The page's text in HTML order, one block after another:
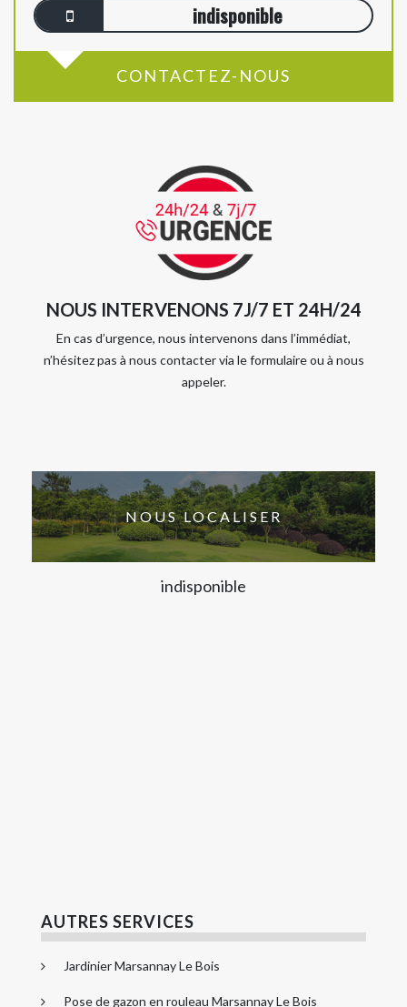
indisponible
CONTACTEZ-NOUS
NOUS INTERVENONS 7J/7 ET 24H/24
En cas d’urgence, nous intervenons dans l’immédiat,
n’hésitez pas à nous contacter via le formulaire ou à nous
appeler.
NOUS LOCALISER
indisponible
AUTRES SERVICES
Jardinier Marsannay Le Bois
Pose de gazon en rouleau Marsannay Le Bois